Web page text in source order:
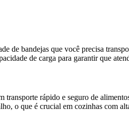
de bandejas que você precisa
de carga para garantir que
rápido e seguro de
o que é crucial em cozinhas com